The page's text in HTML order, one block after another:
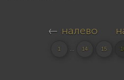
← налево
1 ... 14 15